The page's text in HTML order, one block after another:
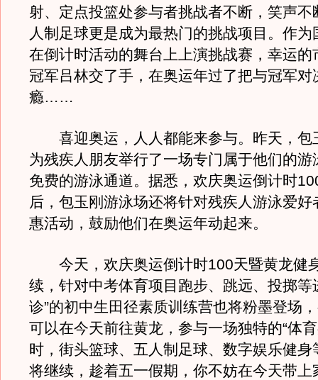
射、定点投篮处参与者挑战者不断，笑声不
人制足球更是成为最热门的挑战项目。作为
在倒计时活动的舞台上上演挑战赛，幸运的
冠军吕林交了手，在奥运年过了把与冠军对
瘾……
喜迎奥运，人人都能来参与。昨天，包
为残疾人朋友举行了一场专门属于他们的游
免费的游泳通道。据悉，欢庆奥运倒计时
后，包玉刚游泳场还将针对残疾人游泳爱好
惠活动，鼓励他们在奥运年动起来。
今天，欢庆奥运倒计时100天暨黄龙健
续，针对中考体育项目跑步、跳远、投掷等
诊”的初中生田径素质训练营也将粉墨登场
可以在今天前往黄龙，参与一场独特的“体
时，街头篮球、五人制足球、数字娱乐健身
将继续，趁着五一假期，你不妨在今天带上